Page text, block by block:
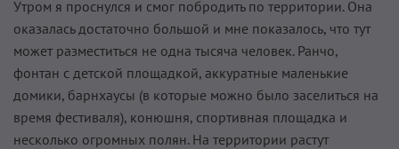
Утром я проснулся и смог побродить по территории. Она
оказалась достаточно большой и мне показалось, что тут
может разместиться не одна тысяча человек. Ранчо,
фонтан с детской площадкой, аккуратные маленькие
домики, барнхаусы (в которые можно было заселиться на
время фестиваля), конюшня, спортивная площадка и
несколько огромных полян. На территории растут